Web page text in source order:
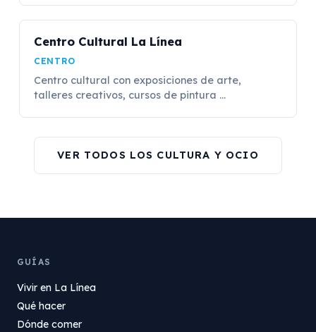
Centro Cultural La Línea
CENTRO
Centro cultural con exposiciones de arte,
talleres creativos, cursos de pintura ...
VER TODOS LOS CULTURA Y OCIO
GUÍAS
Vivir en La Línea
Qué hacer
Dónde comer